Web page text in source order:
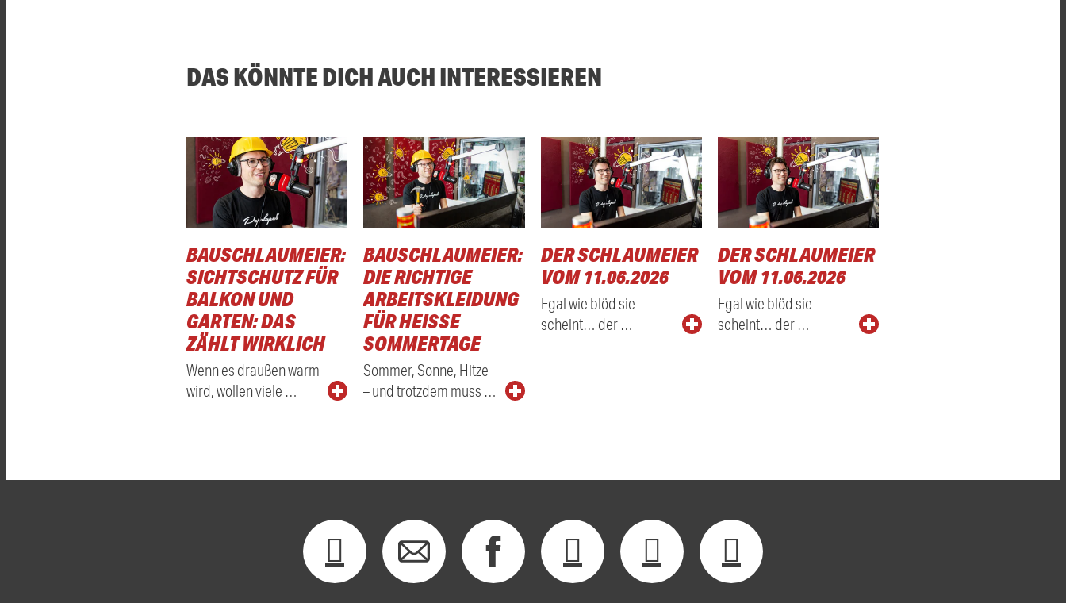
DAS KÖNNTE DICH AUCH INTERESSIEREN
BAUSCHLAUMEIER:
SICHTSCHUTZ FÜR
BALKON UND
GARTEN: DAS
ZÄHLT WIRKLICH
Wenn es draußen warm
wird, wollen viele …
BAUSCHLAUMEIER:
DIE RICHTIGE
ARBEITSKLEIDUNG
FÜR HEISSE S
OMMERTAGE
Sommer, Sonne, Hitze
– und trotzdem muss …
DER SCHLAUMEIER
VOM 11.06.2026
Egal wie blöd sie
scheint… der …
DER SCHLAUMEIER
VOM 11.06.2026
Egal wie blöd sie
scheint… der …